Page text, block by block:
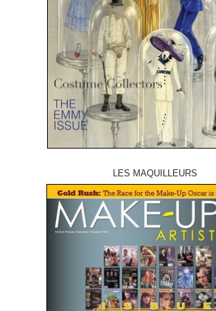
LES MAQUILLEURS